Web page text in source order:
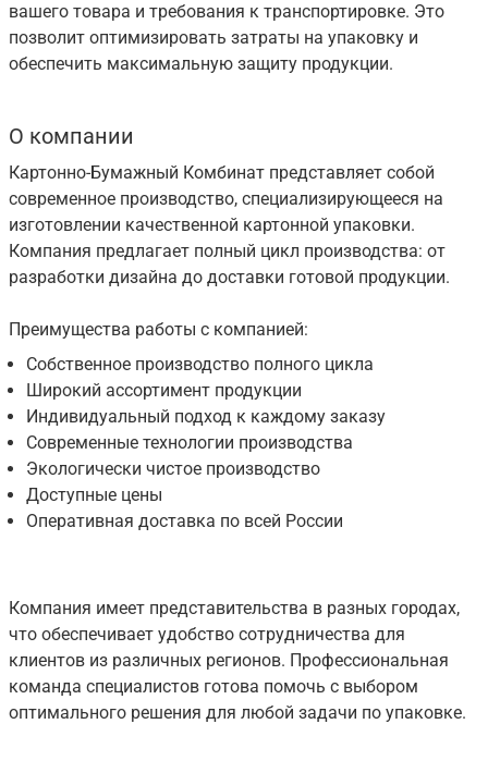
вашего товара и требования к транспортировке. Это
позволит оптимизировать затраты на упаковку и
обеспечить максимальную защиту продукции.
О компании
Картонно-Бумажный Комбинат представляет собой
современное производство, специализирующееся на
изготовлении качественной картонной упаковки.
Компания предлагает полный цикл производства: от
разработки дизайна до доставки готовой продукции.
Преимущества работы с компанией:
Собственное производство полного цикла
Широкий ассортимент продукции
Индивидуальный подход к каждому заказу
Современные технологии производства
Экологически чистое производство
Доступные цены
Оперативная доставка по всей России
Компания имеет представительства в разных городах,
что обеспечивает удобство сотрудничества для
клиентов из различных регионов. Профессиональная
команда специалистов готова помочь с выбором
оптимального решения для любой задачи по упаковке.